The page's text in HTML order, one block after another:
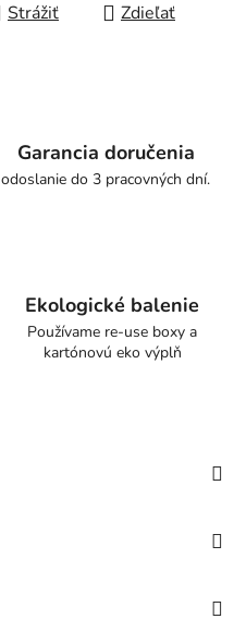
Strážiť Zdieľať
Garancia doručenia
odoslanie do 3 pracovných dní.
Ekologické balenie
Používame re-use boxy a
kartónovú eko výplň